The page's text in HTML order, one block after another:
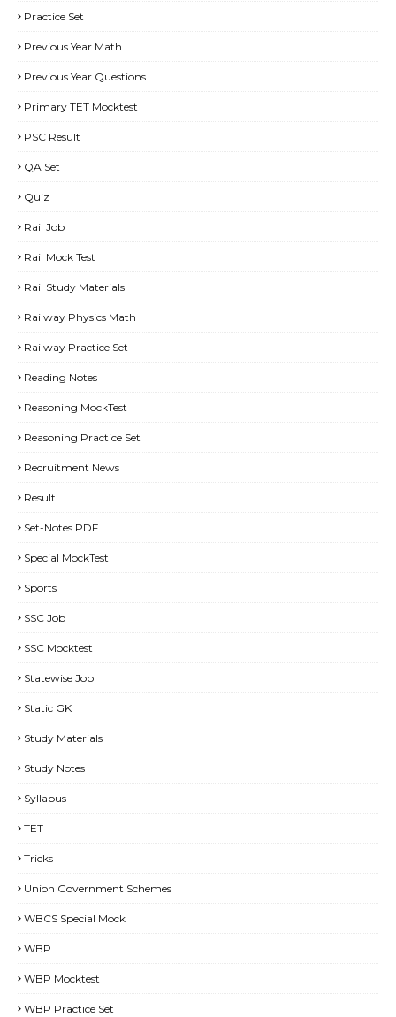
Practice Set
Previous Year Math
Previous Year Questions
Primary TET Mocktest
PSC Result
QA Set
Quiz
Rail Job
Rail Mock Test
Rail Study Materials
Railway Physics Math
Railway Practice Set
Reading Notes
Reasoning MockTest
Reasoning Practice Set
Recruitment News
Result
Set-Notes PDF
Special MockTest
Sports
SSC Job
SSC Mocktest
Statewise Job
Static GK
Study Materials
Study Notes
Syllabus
TET
Tricks
Union Government Schemes
WBCS Special Mock
WBP
WBP Mocktest
WBP Practice Set